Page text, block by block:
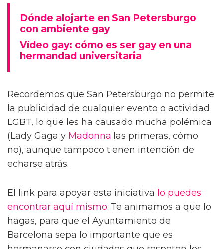
Dónde alojarte en San Petersburgo
con ambiente gay
Vídeo gay: cómo es ser gay en una
hermandad universitaria
Recordemos que San Petersburgo no permite
la publicidad de cualquier evento o actividad
LGBT, lo que les ha causado mucha polémica
(Lady Gaga y Madonna las primeras, cómo
no), aunque tampoco tienen intención de
echarse atrás.
El link para apoyar esta iniciativa lo puedes
encontrar aquí mismo. Te animamos a que lo
hagas, para que el Ayuntamiento de
Barcelona sepa lo importante que es